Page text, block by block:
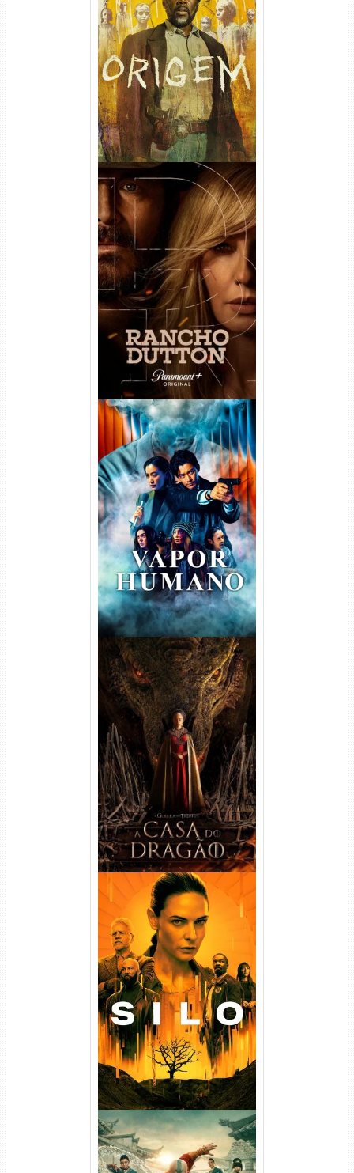
Origem 4ª Temporada Torrent
(2026) WEB-DL 1080p/4K
Dual Áudio
Rancho Dutton 1ª
Temporada Torrent (2026)
WEB-DL 1080p Dual Áudio
Vapor Humano 1ª Temporada
Torrent (2026) WEB-DL 1080p
Dual Áudio
A Casa do Dragão 1ª
Temporada Torrent (2022)
WEB-DL 720p/1080p Dual
Áudio
Silo 1ª Temporada Torrent
(2023) WEB-DL
720p/1080p/4K Dual Áudio